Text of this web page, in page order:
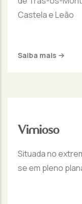
Castela e Leão
Saiba mais
Vimioso
Situada no
se em pleno